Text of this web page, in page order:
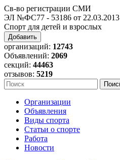
Св-во регистрации СМИ
ЭЛ №ФС77 - 53186 от 22.03.2013
Спорт для детей и взрослых
Добавить
организаций: 12743
Объявлений: 2069
секций: 44463
отзывов: 5219
Организации
Объявления
Виды спорта
Статьи о спорте
Работа
Новости